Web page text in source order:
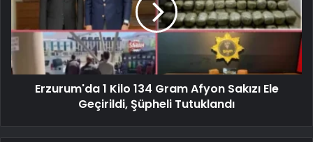
Erzurum'da 1 Kilo 134 Gram Afyon Sakızı Ele
Geçirildi, Şüpheli Tutuklandı